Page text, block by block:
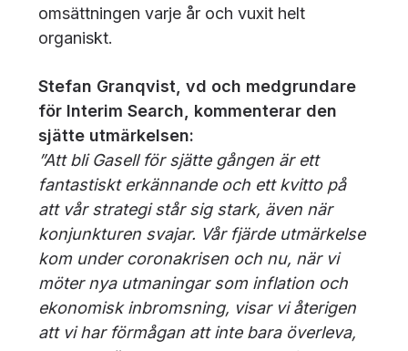
omsättningen varje år och vuxit helt
organiskt.
Stefan Granqvist, vd och medgrundare
för Interim Search, kommenterar den
sjätte utmärkelsen:
”Att bli Gasell för sjätte gången är ett
fantastiskt erkännande och ett kvitto på
att vår strategi står sig stark, även när
konjunkturen svajar. Vår fjärde utmärkelse
kom under coronakrisen och nu, när vi
möter nya utmaningar som inflation och
ekonomisk inbromsning, visar vi återigen
att vi har förmågan att inte bara överleva,